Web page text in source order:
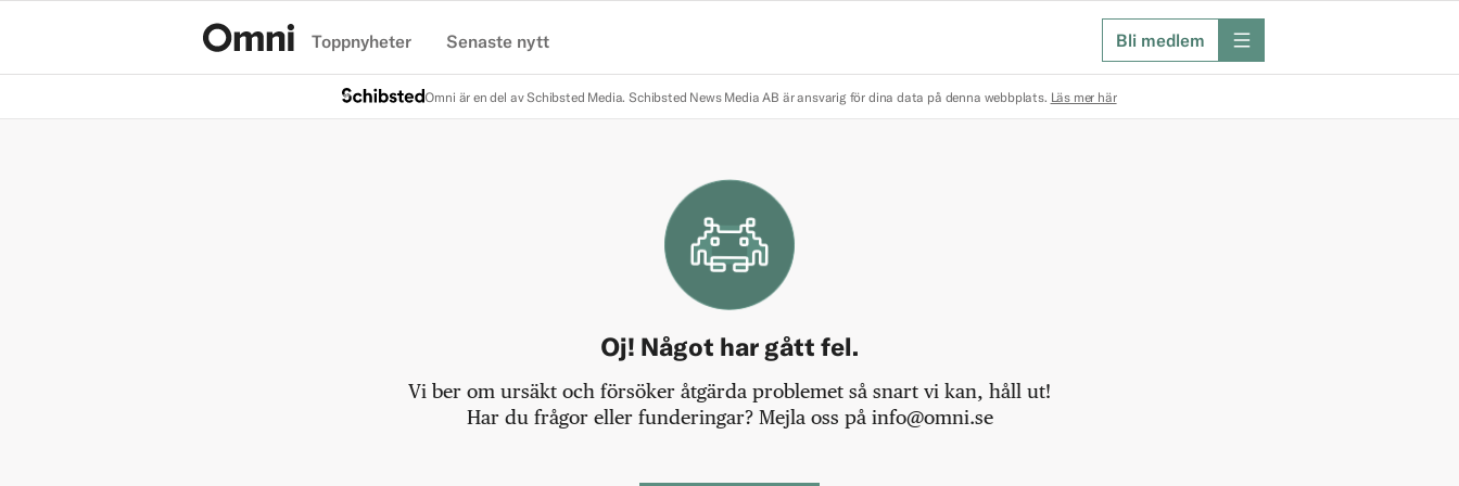
Toppnyheter Senaste nytt Bli medlem meny
Omni är en del av Schibsted Media. Schibsted News Media AB är ansvarig för dina data på denna webbplats. Läs mer här
Oj! Något har gått fel.
Vi ber om ursäkt och försöker åtgärda problemet så snart vi kan, håll ut!
Har du frågor eller funderingar? Mejla oss på info@omni.se